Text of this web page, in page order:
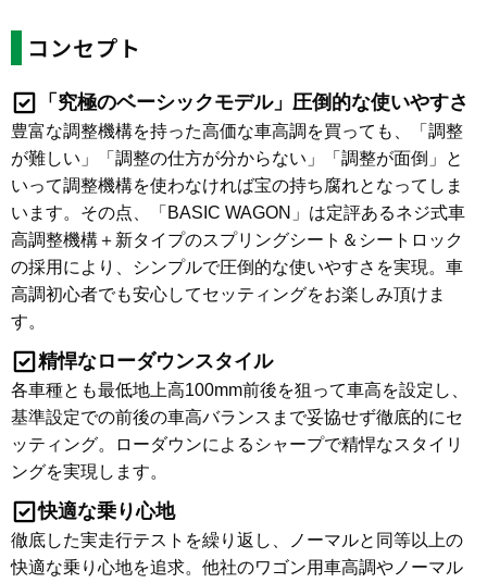
コンセプト
「究極のベーシックモデル」圧倒的な使いやすさ
豊富な調整機構を持った高価な車高調を買っても、「調整
が難しい」「調整の仕方が分からない」「調整が面倒」と
いって調整機構を使わなければ宝の持ち腐れとなってしま
います。その点、「BASIC WAGON」は定評あるネジ式車
高調整機構＋新タイプのスプリングシート＆シートロック
の採用により、シンプルで圧倒的な使いやすさを実現。車
高調初心者でも安心してセッティングをお楽しみ頂けま
す。
精悍なローダウンスタイル
各車種とも最低地上高100mm前後を狙って車高を設定し、
基準設定での前後の車高バランスまで妥協せず徹底的にセ
ッティング。ローダウンによるシャープで精悍なスタイリ
ングを実現します。
快適な乗り心地
徹底した実走行テストを繰り返し、ノーマルと同等以上の
快適な乗り心地を追求。他社のワゴン用車高調やノーマル